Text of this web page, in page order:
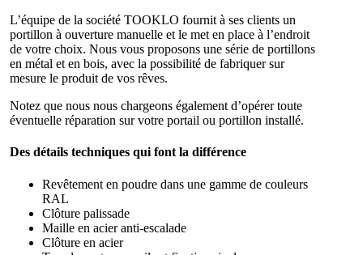
L’équipe de la société TOOKLO fournit à ses clients un
portillon à ouverture manuelle et le met en place à l’endroit
de votre choix. Nous vous proposons une série de portillons
en métal et en bois, avec la possibilité de fabriquer sur
mesure le produit de vos rêves.
Notez que nous nous chargeons également d’opérer toute
éventuelle réparation sur votre portail ou portillon installé.
Des détails techniques qui font la différence
Revêtement en poudre dans une gamme de couleurs
RAL
Clôture palissade
Maille en acier anti-escalade
Clôture en acier